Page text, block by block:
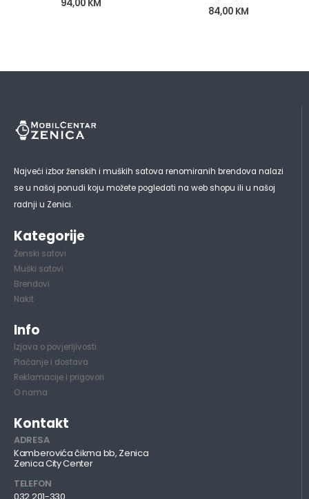
94,00 KM
84,00 KM
Najveći izbor ženskih i muških satova renomiranih brendova nalazi
se u našoj ponudi koju možete pogledati na web shopu ili u našoj
radnji u Zenici.
Kategorije
Ženski satovi
Muški satovi
Brendovi
Nakit
Info
Izjava o povjerljivosti
Plaćanje i dostava
Reklamacije i prigovori
O nama
Kontakt
ADRESA
Kamberovića čikma bb, Zenica
Zenica City Center
TELEFON